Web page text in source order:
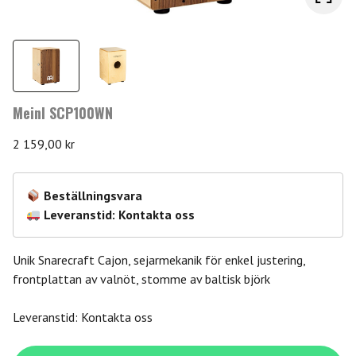
Meinl SCP100WN
2 159,00 kr
Beställningsvara
Leveranstid: Kontakta oss
Unik Snarecraft Cajon, sejarmekanik för enkel justering,
frontplattan av valnöt, stomme av baltisk björk
Leveranstid: Kontakta oss